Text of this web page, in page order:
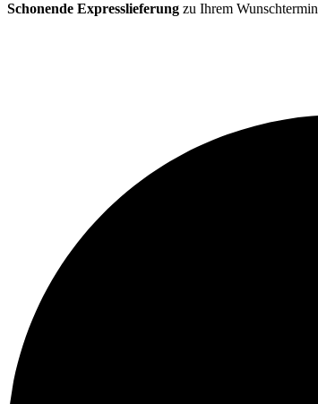
Schonende Expresslieferung zu Ihrem Wunschtermin